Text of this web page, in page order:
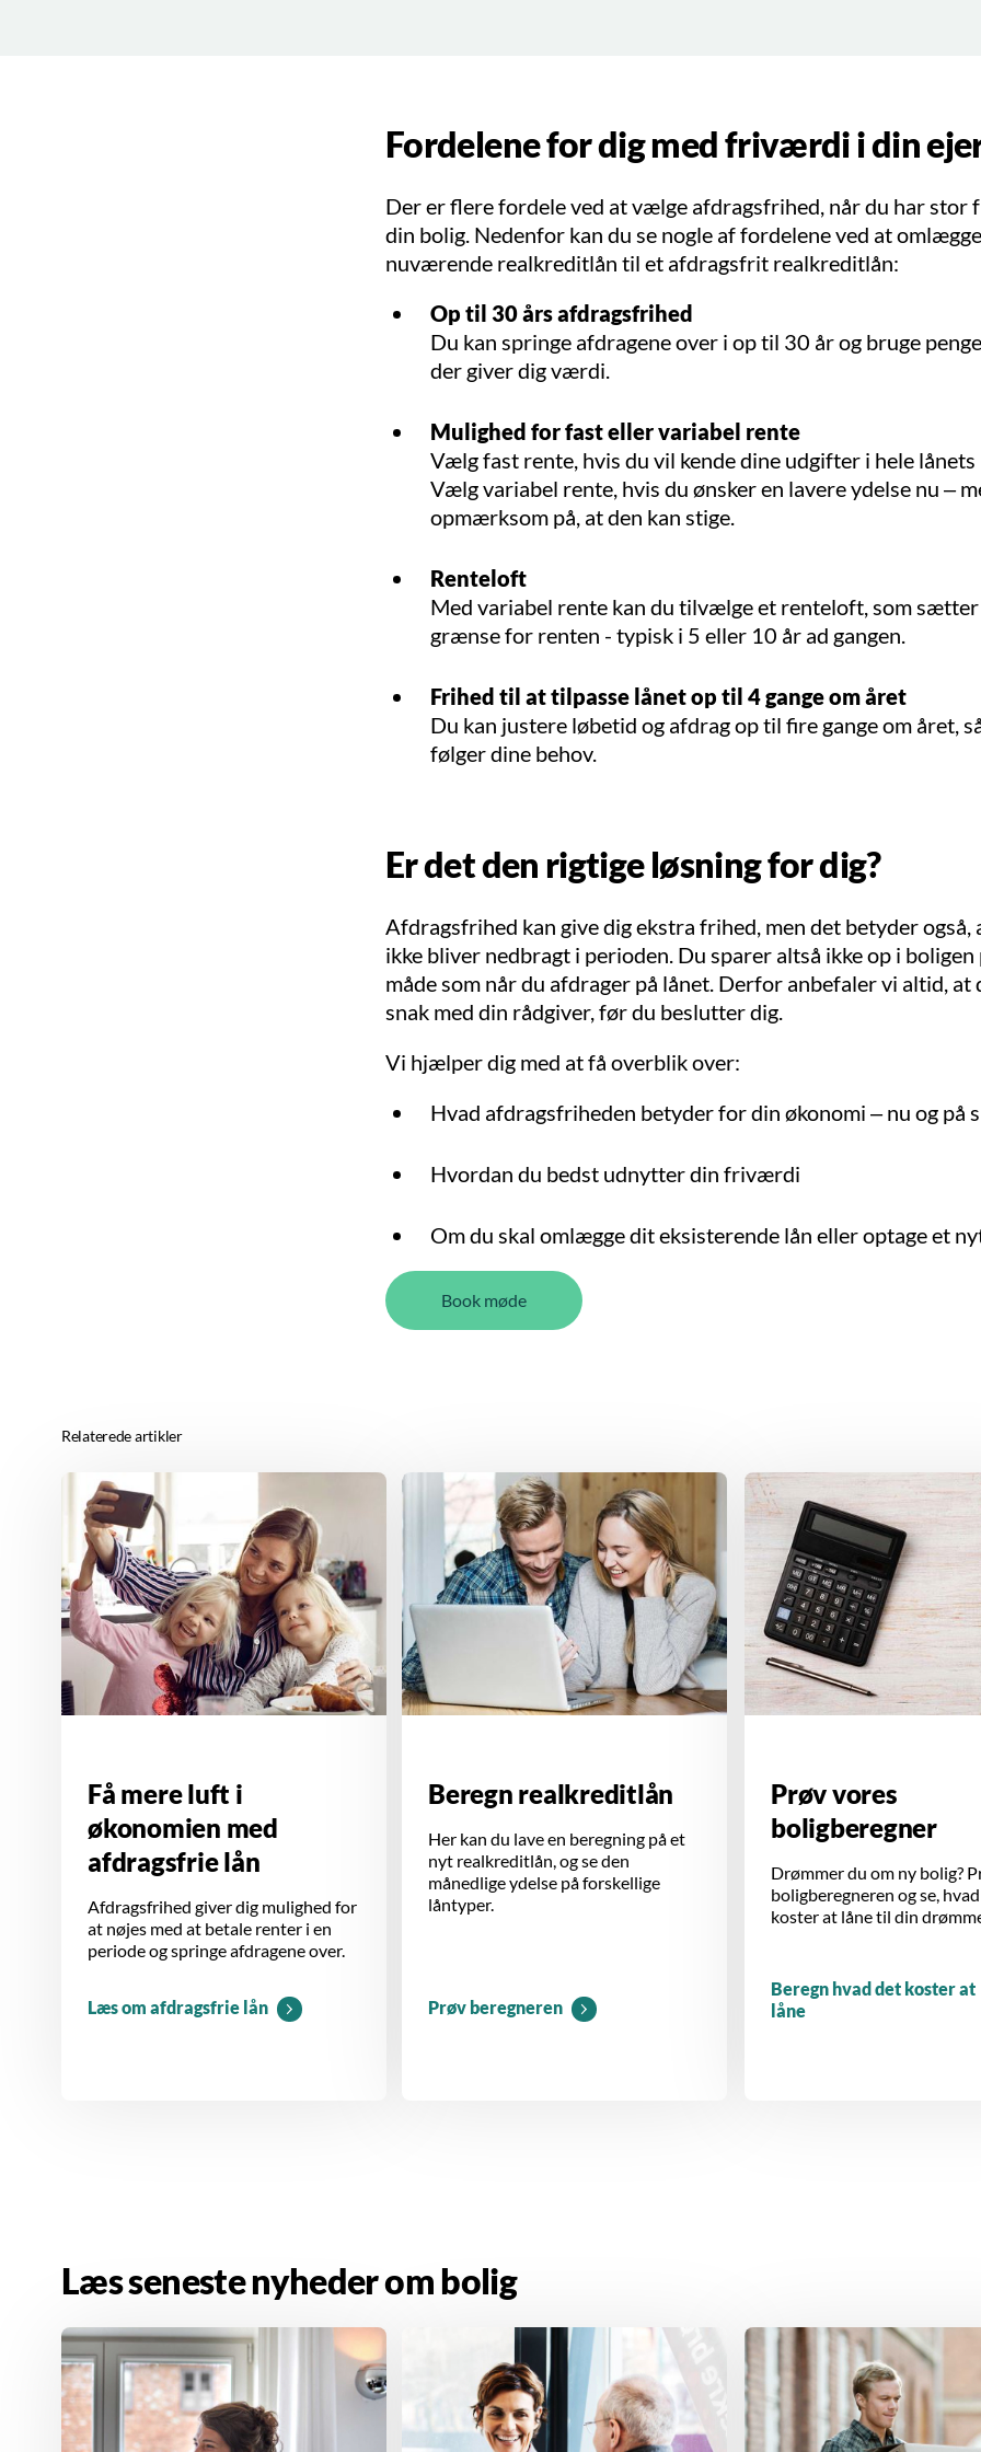
Fordelene for dig med friværdi i din
Der er flere fordele ved at vælge afdragsfrihed, når du har
din bolig. Nedenfor kan du se nogle af fordelene ved at
nuværende realkreditlån til et afdragsfrit realkreditlån:
Op til 30 års afdragsfrihed
Du kan springe afdragene over i op til 30 år og bruge
der giver dig værdi.
Mulighed for fast eller variabel rente
Vælg fast rente, hvis du vil kende dine udgifter i hele
Vælg variabel rente, hvis du ønsker en lavere ydelse nu –
opmærksom på, at den kan stige.
Renteloft
Med variabel rente kan du tilvælge et renteloft, som
grænse for renten - typisk i 5 eller 10 år ad gangen.
Frihed til at tilpasse lånet op til 4 gange om året
Du kan justere løbetid og afdrag op til fire gange om året,
følger dine behov.
Er det den rigtige løsning for dig?
Afdragsfrihed kan give dig ekstra frihed, men det betyder også,
ikke bliver nedbragt i perioden. Du sparer altså ikke op i boligen
måde som når du afdrager på lånet. Derfor anbefaler vi altid, at
snak med din rådgiver, før du beslutter dig.
Vi hjælper dig med at få overblik over:
Hvad afdragsfriheden betyder for din økonomi – nu og på
Hvordan du bedst udnytter din friværdi
Om du skal omlægge dit eksisterende lån eller optage et
Book møde
Relaterede artikler
Få mere luft i
økonomien med
afdragsfrie lån
Afdragsfrihed giver dig mulighed for
at nøjes med at betale renter i en
periode og springe afdragene over.
Læs om afdragsfrie lån
Beregn realkreditlån
Her kan du lave en beregning på et
nyt realkreditlån, og se den
månedlige ydelse på forskellige
låntyper.
Prøv beregneren
Prøv vores
boligberegner
Drømmer du om ny bolig?
boligberegneren og se,
koster at låne til din
Beregn hvad det koster at
låne
Læs seneste nyheder om bolig